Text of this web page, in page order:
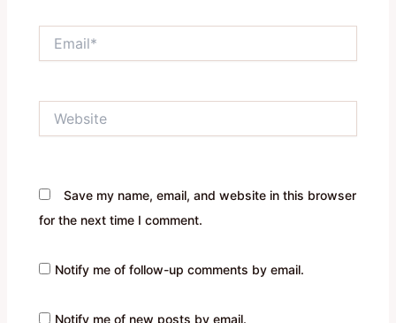
Save my name, email, and website in this browser
for the next time I comment.
Notify me of follow-up comments by email.
Notify me of new posts by email.